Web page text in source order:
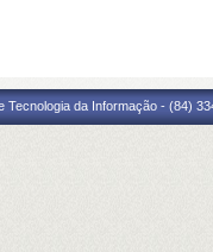
Tecnologia da Informação - (84)